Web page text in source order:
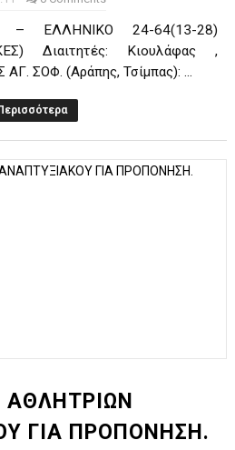
ΕΛΛΗΝΙΚΟ 24-64(13-28)
Διαιτητές: Κιουλάφας ,
ΣΟΦ. (Αράπης, Τσίμπας): ...
ΑΘΛΗΤΡΙΩΝ
ΓΙΑ ΠΡΟΠΟΝΗΣΗ.